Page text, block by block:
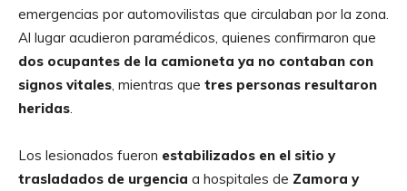
emergencias por automovilistas que circulaban por la zona.
Al lugar acudieron paramédicos, quienes confirmaron que
dos ocupantes de la camioneta ya no contaban con
signos vitales, mientras que tres personas resultaron
heridas.
Los lesionados fueron estabilizados en el sitio y
trasladados de urgencia a hospitales de Zamora y